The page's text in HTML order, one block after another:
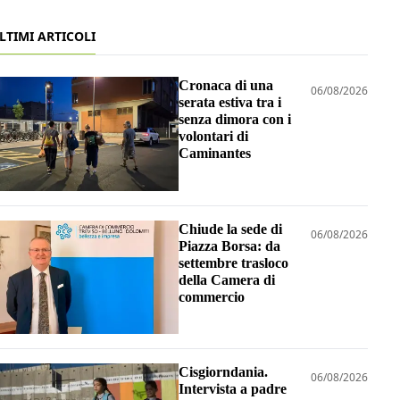
ARTICOLI
Cronaca di una
serata estiva tra i
senza dimora con i
volontari di
Caminantes
06/08/2026
Chiude la sede di
Piazza Borsa: da
settembre trasloco
della Camera di
commercio
06/08/2026
Cisgiorndania.
Intervista a padre
06/08/2026